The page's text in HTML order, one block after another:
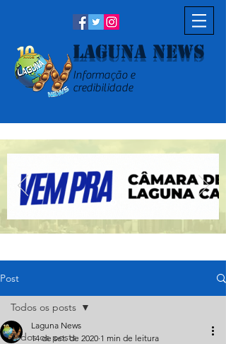
Laguna News
Informação e
credibilidade
Post
Todos os posts
Todos os posts
Laguna News
14 de set. de 2020 1 min de leitura